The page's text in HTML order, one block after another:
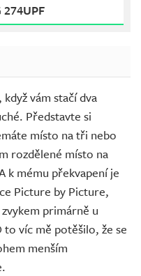
vám stačí dva
Představte si
místo na tři nebo
rozdělené místo na
k mému překvapení je
Picture by Picture,
primárně u
víc mě potěšilo, že se
menším